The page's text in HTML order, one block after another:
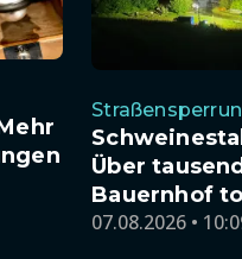
Über
Bauernhof
07.08.2026 •